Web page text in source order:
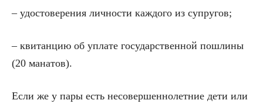
– удостоверения личности каждого из супругов;
– квитанцию об уплате государственной пошлины
(20 манатов).
Если же у пары есть несовершеннолетние дети или